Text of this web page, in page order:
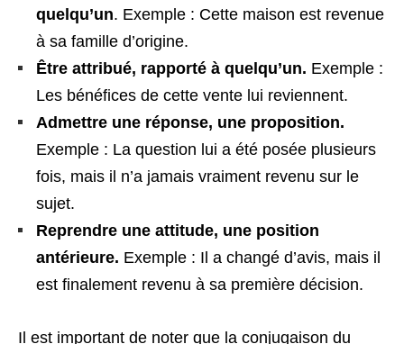
quelqu’un. Exemple : Cette maison est revenue
à sa famille d’origine.
Être attribué, rapporté à quelqu’un. Exemple :
Les bénéfices de cette vente lui reviennent.
Admettre une réponse, une proposition.
Exemple : La question lui a été posée plusieurs
fois, mais il n’a jamais vraiment revenu sur le
sujet.
Reprendre une attitude, une position
antérieure. Exemple : Il a changé d’avis, mais il
est finalement revenu à sa première décision.
Il est important de noter que la conjugaison du